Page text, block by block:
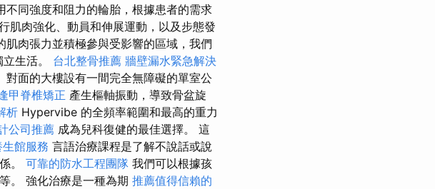
不同強度和阻力的輪胎，根據患者的需求
肌肉強化、動員和伸展運動，以及步態發
肉張力並積極參與受影響的區域，我們
生活。 台北整骨推薦 牆壁漏水緊急解決
面的大樓設有一間完全無障礙的單室公
甲脊椎矯正 產生樞軸振動，導致骨盆旋
析 Hypervibe 的全頻率範圍和最高的重力
公司推薦 成為兒科復健的最佳選擇。 這
館服務 言語治療課程是了解不說話或說
。 可靠的防水工程團隊 我們可以根據孩
。 強化治療是一種為期 推薦值得信賴的